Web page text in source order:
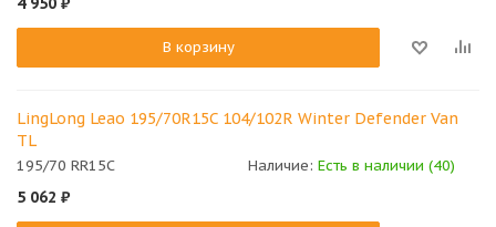
В корзину
LingLong Leao 195/70R15C 104/102R Winter Defender Van
TL
195/70 RR15C Наличие: Есть в наличии (40)
5 062 ₽